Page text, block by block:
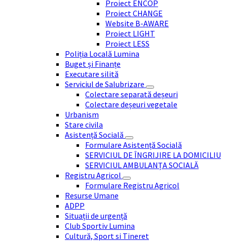
Proiect ENCOP
Proiect CHANGE
Website B-AWARE
Proiect LIGHT
Proiect LESS
Poliția Locală Lumina
Buget și Finanțe
Executare silită
Serviciul de Salubrizare
Colectare separată deșeuri
Colectare deșeuri vegetale
Urbanism
Stare civila
Asistență Socială
Formulare Asistență Socială
SERVICIUL DE ÎNGRIJIRE LA DOMICILIU
SERVICIUL AMBULANȚA SOCIALĂ
Registru Agricol
Formulare Registru Agricol
Resurse Umane
ADPP
Situații de urgență
Club Sportiv Lumina
Cultură, Sport si Tineret